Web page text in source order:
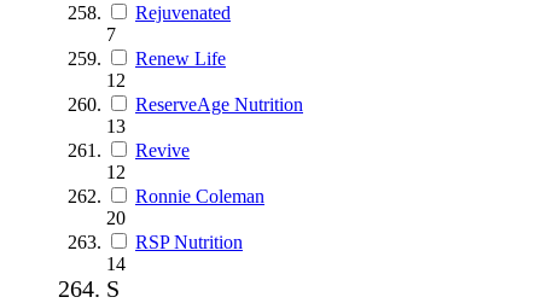
Rejuvenated
7
Renew Life
12
ReserveAge Nutrition
13
Revive
12
Ronnie Coleman
20
RSP Nutrition
14
S